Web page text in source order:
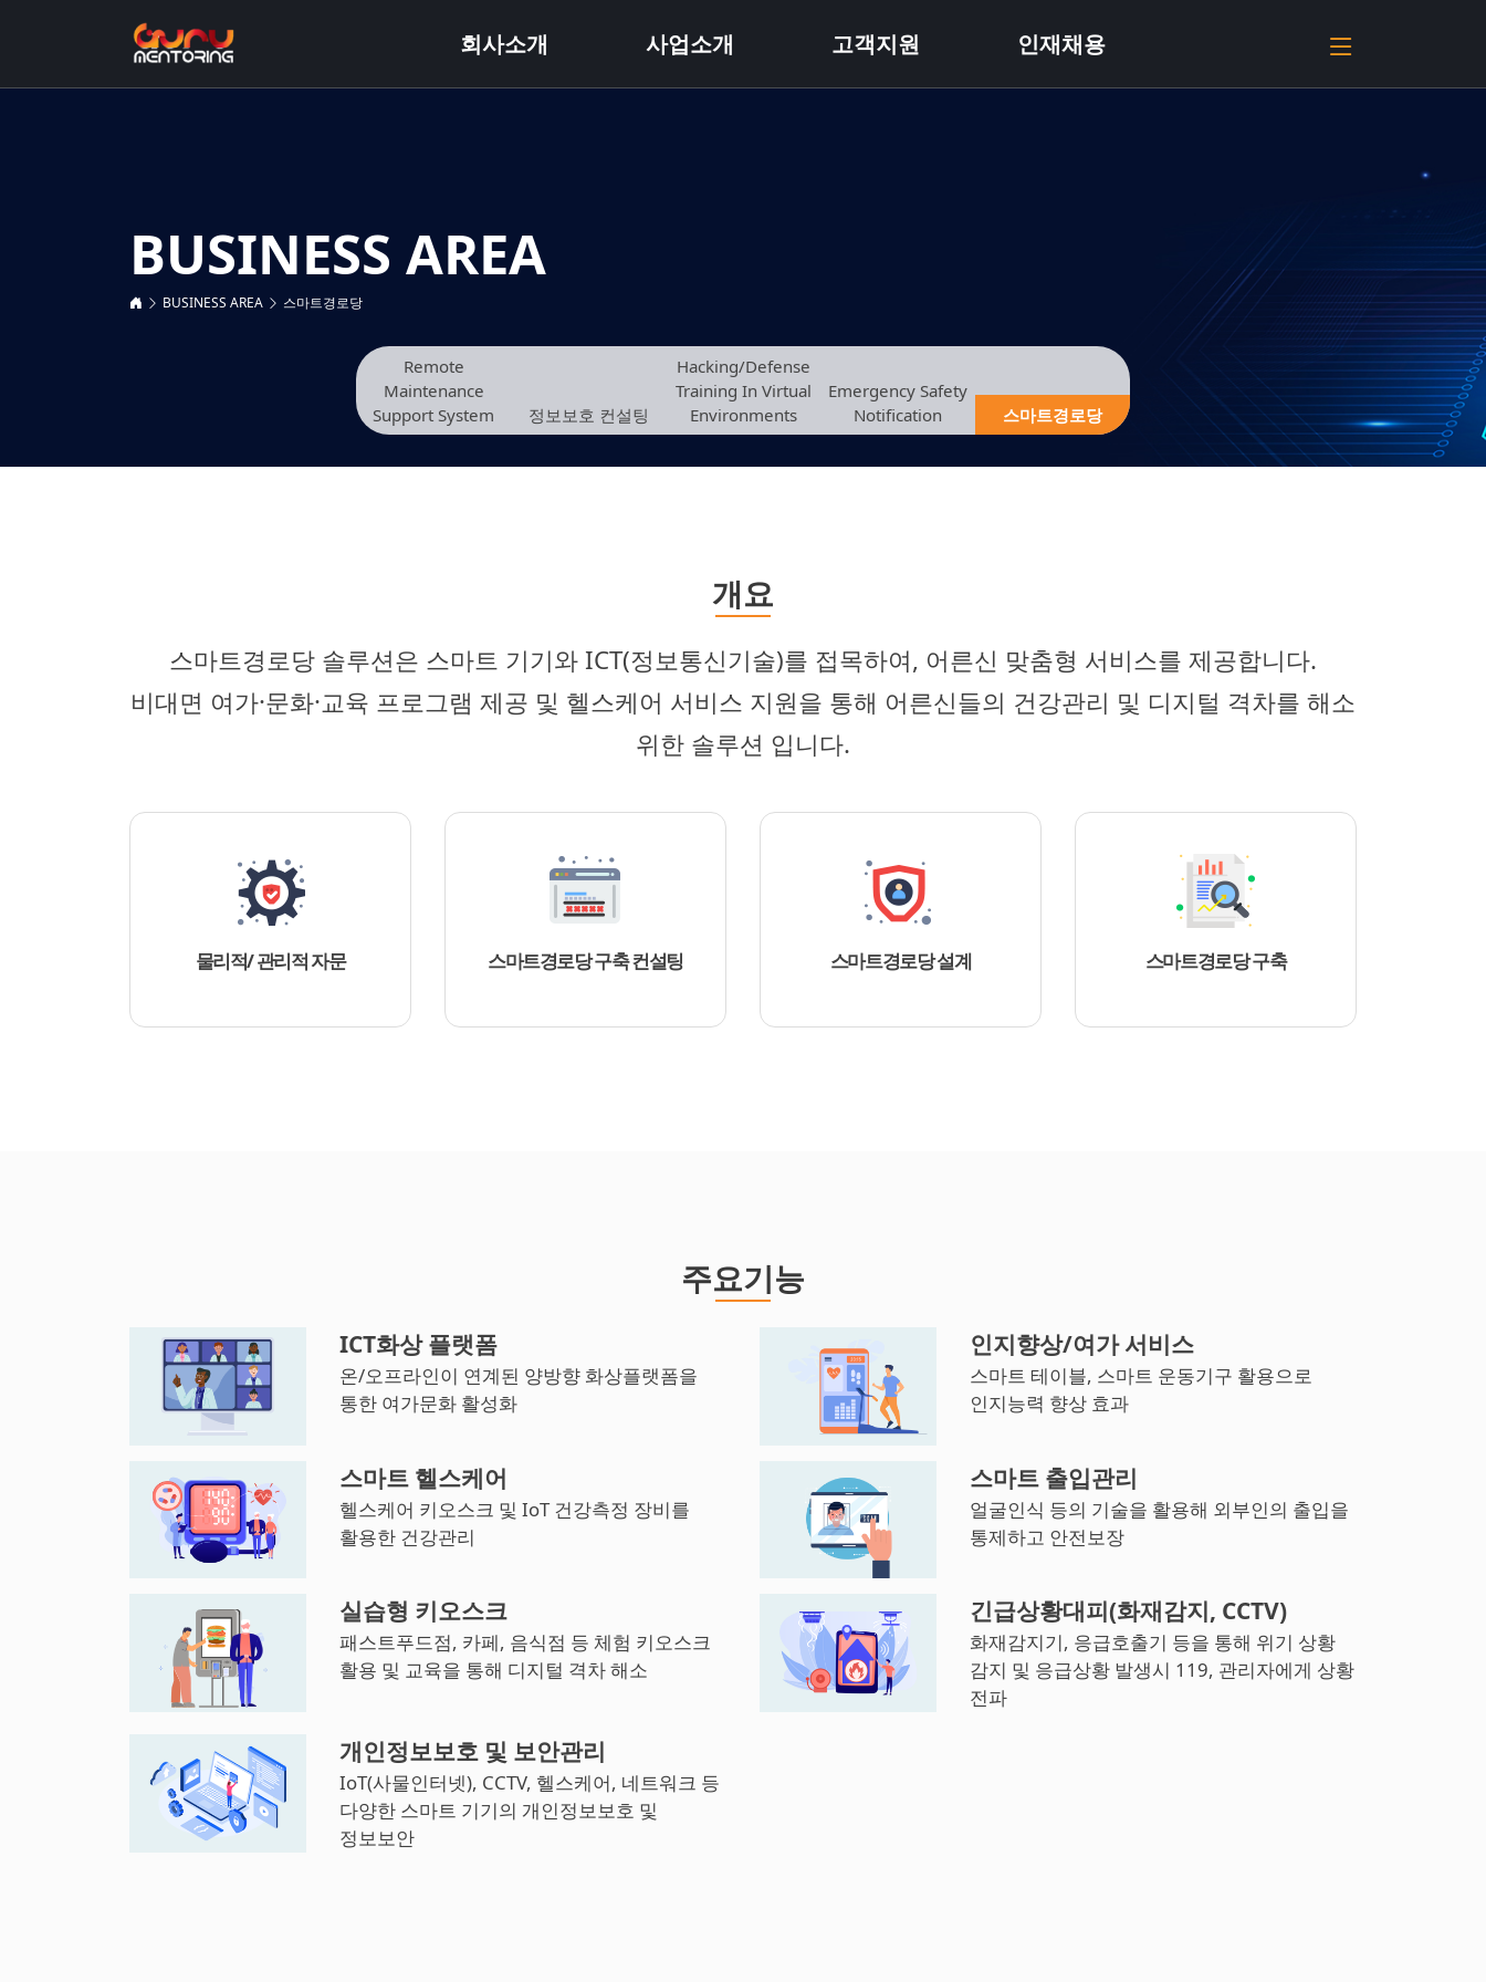
회사소개 사업소개 고객지원 인재채용
BUSINESS AREA
BUSINESS AREA 스마트경로당
Remote
Maintenance
Support System
정보보호 컨설팅
Hacking/Defense
Training In Virtual
Environments
Emergency Safety
Notification
스마트경로당
개요
스마트경로당 솔루션은 스마트 기기와 ICT(정보통신기술)를 접목하여, 어른신 맞춤형 서비스를 제공합니다.
비대면 여가·문화·교육 프로그램 제공 및 헬스케어 서비스 지원을 통해 어른신들의 건강관리 및 디지털 격차를 해소
위한 솔루션 입니다.
물리적/ 관리적 자문 스마트경로당 구축 컨설팅 스마트경로당 설계 스마트경로당 구축
주요기능
ICT화상 플랫폼
온/오프라인이 연계된 양방향 화상플랫폼을
통한 여가문화 활성화
인지향상/여가 서비스
스마트 테이블, 스마트 운동기구 활용으로
인지능력 향상 효과
스마트 헬스케어
헬스케어 키오스크 및 IoT 건강측정 장비를
활용한 건강관리
스마트 출입관리
얼굴인식 등의 기술을 활용해 외부인의 출입을
통제하고 안전보장
실습형 키오스크
패스트푸드점, 카페, 음식점 등 체험 키오스크
활용 및 교육을 통해 디지털 격차 해소
긴급상황대피(화재감지, CCTV)
화재감지기, 응급호출기 등을 통해 위기 상황
감지 및 응급상황 발생시 119, 관리자에게 상황
전파
개인정보보호 및 보안관리
IoT(사물인터넷), CCTV, 헬스케어, 네트워크 등
다양한 스마트 기기의 개인정보보호 및
정보보안